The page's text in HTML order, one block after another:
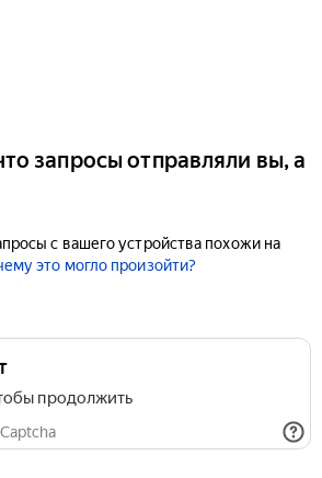
запросы отправляли вы, а
с вашего устройства похожи на
это могло произойти?
продолжить